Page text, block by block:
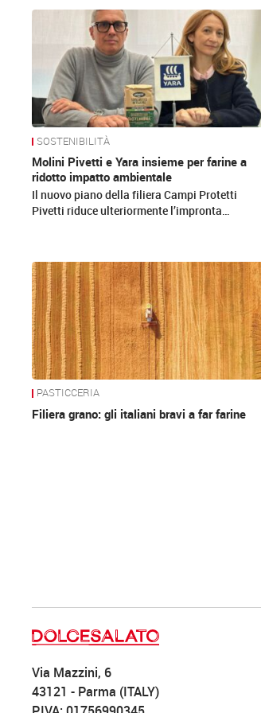
News
SOSTENIBILITÀ
Molini Pivetti e Yara insieme per farine a
ridotto impatto ambientale
Il nuovo piano della filiera Campi Protetti
Pivetti riduce ulteriormente l’impronta…
PASTICCERIA
Filiera grano: gli italiani bravi a far farine
Via Mazzini, 6
43121 - Parma (ITALY)